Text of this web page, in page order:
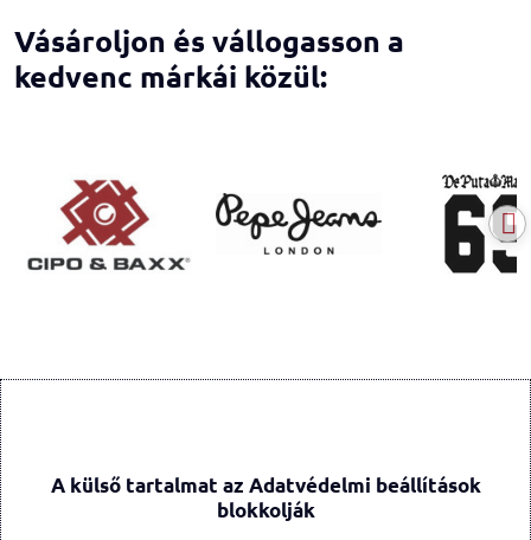
Vásároljon és vállogasson a
kedvenc márkái közül:
A külső tartalmat az Adatvédelmi beállítások
blokkolják